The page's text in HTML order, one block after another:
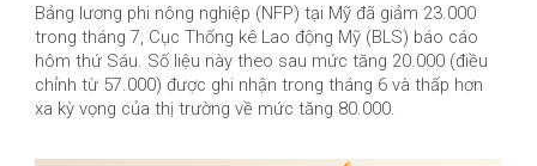
Bảng lương phi nông nghiệp (NFP) tại Mỹ đã giảm 23.000
trong tháng 7, Cục Thống kê Lao động Mỹ (BLS) báo cáo
hôm thứ Sáu. Số liệu này theo sau mức tăng 20.000 (điều
chỉnh từ 57.000) được ghi nhận trong tháng 6 và thấp hơn
xa kỳ vọng của thị trường về mức tăng 80.000.